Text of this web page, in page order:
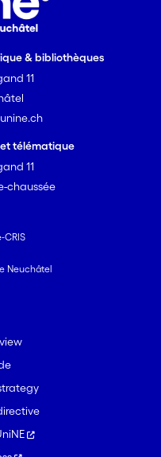
& bibliothèques
11
télématique
11
chaussée
CRIS
Neuchâtel